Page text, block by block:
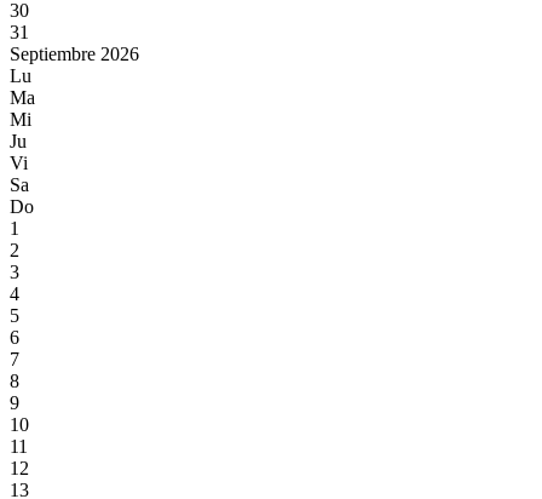
30
31
Septiembre 2026
Lu
Ma
Mi
Ju
Vi
Sa
Do
1
2
3
4
5
6
7
8
9
10
11
12
13